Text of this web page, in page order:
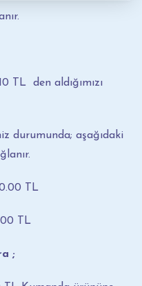
TL den aldığımızı
durumunda; aşağıdaki
TL
TL
;